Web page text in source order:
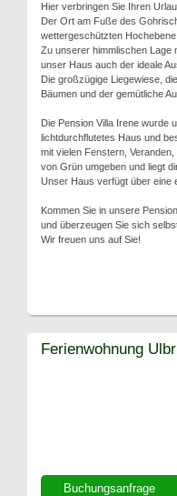
Hier verbringen Sie Ihren
Der Ort am Fuße des
wettergeschützten Hochebene.
Zu unserer himmlischen Lage
unser Haus auch der ideale
Die großzügige Liegewiese,
Bäumen und der gemütliche
Die Pension Villa Irene wurde
lichtdurchflutetes Haus und
mit vielen Fenstern,
von Grün umgeben und liegt
Unser Haus verfügt über eine
Kommen Sie in unsere
und überzeugen Sie sich
Wir freuen uns auf Sie!
Buchungsanfrage
Ferienwohnung